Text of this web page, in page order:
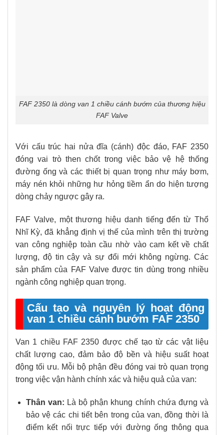
FAF 2350 là dòng van 1 chiều cánh bướm của thương hiệu
FAF Valve
Với cấu trúc hai nửa đĩa (cánh) độc đáo, FAF 2350
đóng vai trò then chốt trong việc bảo vệ hệ thống
đường ống và các thiết bị quan trọng như máy bơm,
máy nén khỏi những hư hỏng tiềm ẩn do hiện tượng
dòng chảy ngược gây ra.
FAF Valve, một thương hiệu danh tiếng đến từ Thổ
Nhĩ Kỳ, đã khẳng định vị thế của mình trên thị trường
van công nghiệp toàn cầu nhờ vào cam kết về chất
lượng, độ tin cậy và sự đổi mới không ngừng. Các
sản phẩm của FAF Valve được tin dùng trong nhiều
ngành công nghiệp quan trọng.
Cấu tạo và nguyên lý hoạt động
van 1 chiều cánh bướm FAF 2350
Van 1 chiều FAF 2350 được chế tạo từ các vật liệu
chất lượng cao, đảm bảo độ bền và hiệu suất hoạt
động tối ưu. Mỗi bộ phận đều đóng vai trò quan trọng
trong việc vận hành chính xác và hiệu quả của van:
Thân van: Là bộ phận khung chính chứa đựng và
bảo vệ các chi tiết bên trong của van, đồng thời là
điểm kết nối trực tiếp với đường ống thông qua